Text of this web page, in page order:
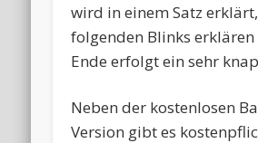
wird in einem Satz
folgenden Blinks erklären
Ende erfolgt ein sehr
Neben der kostenlosen
Version gibt es